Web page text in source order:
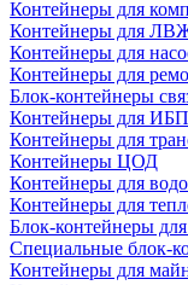
Контейнеры для
Контейнеры для
Контейнеры для
Контейнеры для
Блок-контейнеры
Контейнеры для ИБП
Контейнеры для
Контейнеры ЦОД
Контейнеры для
Контейнеры для
Блок-контейнеры
Специальные блок-
Контейнеры для